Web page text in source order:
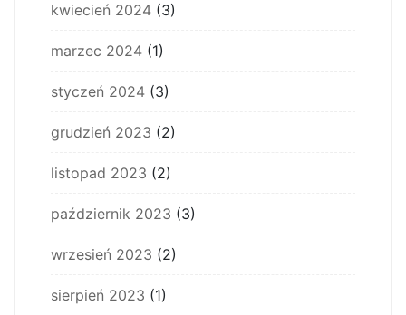
kwiecień 2024 (3)
marzec 2024 (1)
styczeń 2024 (3)
grudzień 2023 (2)
listopad 2023 (2)
październik 2023 (3)
wrzesień 2023 (2)
sierpień 2023 (1)